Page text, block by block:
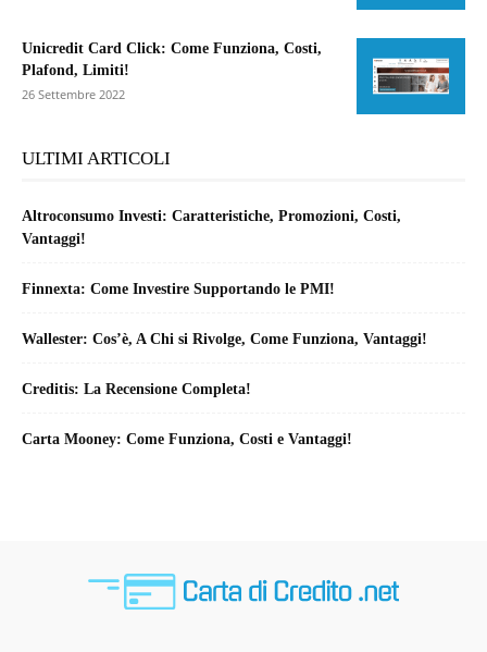
Unicredit Card Click: Come Funziona, Costi,
Plafond, Limiti!
26 Settembre 2022
ULTIMI ARTICOLI
Altroconsumo Investi: Caratteristiche, Promozioni, Costi,
Vantaggi!
Finnexta: Come Investire Supportando le PMI!
Wallester: Cos’è, A Chi si Rivolge, Come Funziona, Vantaggi!
Creditis: La Recensione Completa!
Carta Mooney: Come Funziona, Costi e Vantaggi!